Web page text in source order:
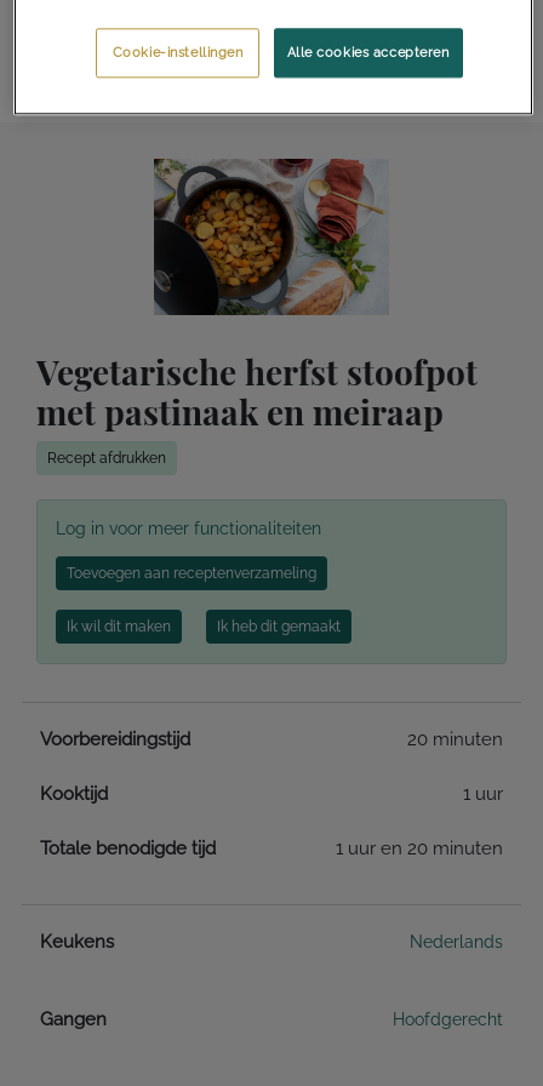
Vegetarische herfst stoofpot
met pastinaak en meiraap
Recept afdrukken
Log in voor meer functionaliteiten
Toevoegen aan receptenverzameling
Ik wil dit maken Ik heb dit gemaakt
Voorbereidingstijd 20 minuten
Kooktijd 1 uur
Totale benodigde tijd 1 uur en 20 minuten
Keukens Nederlands
Gangen Hoofdgerecht
Alle cookies accepteren
Cookie-instellingen